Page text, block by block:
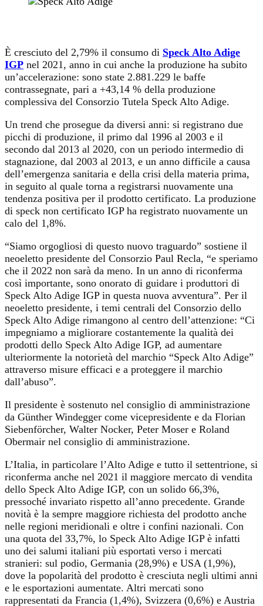
È cresciuto del 2,79% il consumo di Speck Alto Adige
IGP nel 2021, anno in cui anche la produzione ha subito
un’accelerazione: sono state 2.881.229 le baffe
contrassegnate, pari a +43,14 % della produzione
complessiva del Consorzio Tutela Speck Alto Adige.
Un trend che prosegue da diversi anni: si registrano due
picchi di produzione, il primo dal 1996 al 2003 e il
secondo dal 2013 al 2020, con un periodo intermedio di
stagnazione, dal 2003 al 2013, e un anno difficile a causa
dell’emergenza sanitaria e della crisi della materia prima,
in seguito al quale torna a registrarsi nuovamente una
tendenza positiva per il prodotto certificato. La produzione
di speck non certificato IGP ha registrato nuovamente un
calo del 1,8%.
“Siamo orgogliosi di questo nuovo traguardo” sostiene il
neoeletto presidente del Consorzio Paul Recla, “e speriamo
che il 2022 non sarà da meno. In un anno di riconferma
così importante, sono onorato di guidare i produttori di
Speck Alto Adige IGP in questa nuova avventura”. Per il
neoeletto presidente, i temi centrali del Consorzio dello
Speck Alto Adige rimangono al centro dell’attenzione: “Ci
impegniamo a migliorare costantemente la qualità dei
prodotti dello Speck Alto Adige IGP, ad aumentare
ulteriormente la notorietà del marchio “Speck Alto Adige”
attraverso misure efficaci e a proteggere il marchio
dall’abuso”.
Il presidente è sostenuto nel consiglio di amministrazione
da Günther Windegger come vicepresidente e da Florian
Siebenförcher, Walter Nocker, Peter Moser e Roland
Obermair nel consiglio di amministrazione.
L’Italia, in particolare l’Alto Adige e tutto il settentrione, si
riconferma anche nel 2021 il maggiore mercato di vendita
dello Speck Alto Adige IGP, con un solido 66,3%,
pressoché invariato rispetto all’anno precedente. Grande
novità è la sempre maggiore richiesta del prodotto anche
nelle regioni meridionali e oltre i confini nazionali. Con
una quota del 33,7%, lo Speck Alto Adige IGP è infatti
uno dei salumi italiani più esportati verso i mercati
stranieri: sul podio, Germania (28,9%) e USA (1,9%),
dove la popolarità del prodotto è cresciuta negli ultimi anni
e le esportazioni aumentate. Altri mercati sono
rappresentati da Francia (1,4%), Svizzera (0,6%) e Austria